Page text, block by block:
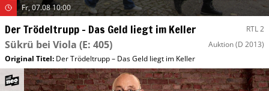
Fr, 07.08 10:00
Der Trödeltrupp – Das Geld liegt im Keller RTL 2
Sükrü bei Viola (E: 405) Auktion(D 2013)
Original Titel: Der Trödeltrupp – Das Geld liegt im Keller